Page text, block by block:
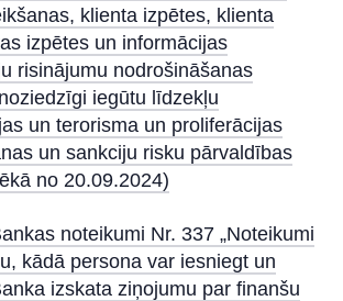
klienta izpētes, klienta
izpētes un informācijas
risinājumu nodrošināšanas
iegūtu līdzekļu
un terorisma un proliferācijas
un sankciju risku pārvaldības
no 20.09.2024)
noteikumi Nr. 337 „Noteikumi
kādā persona var iesniegt un
izskata ziņojumu par finanšu